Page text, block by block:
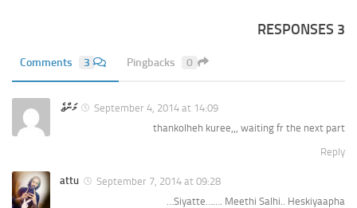
3 RESPONSES
Comments 3 Pingbacks 0
މަންޖެ
September 4, 2014 at 14:09
thankolheh kuree,,, waiting fr the next part
Reply
attu
September 7, 2014 at 09:28
Siyatte……. Meethi Salhi.. Heskiyaapha…